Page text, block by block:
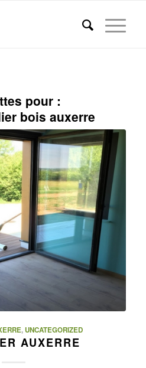
pour :
bois auxerre
,UNCATEGORIZED
AUXERRE